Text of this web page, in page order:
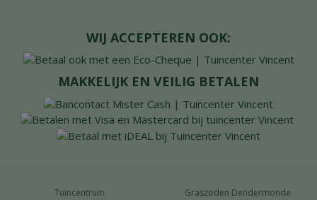
WIJ ACCEPTEREN OOK:
MAKKELIJK EN VEILIG BETALEN
Tuincentrum Graszoden Dendermonde